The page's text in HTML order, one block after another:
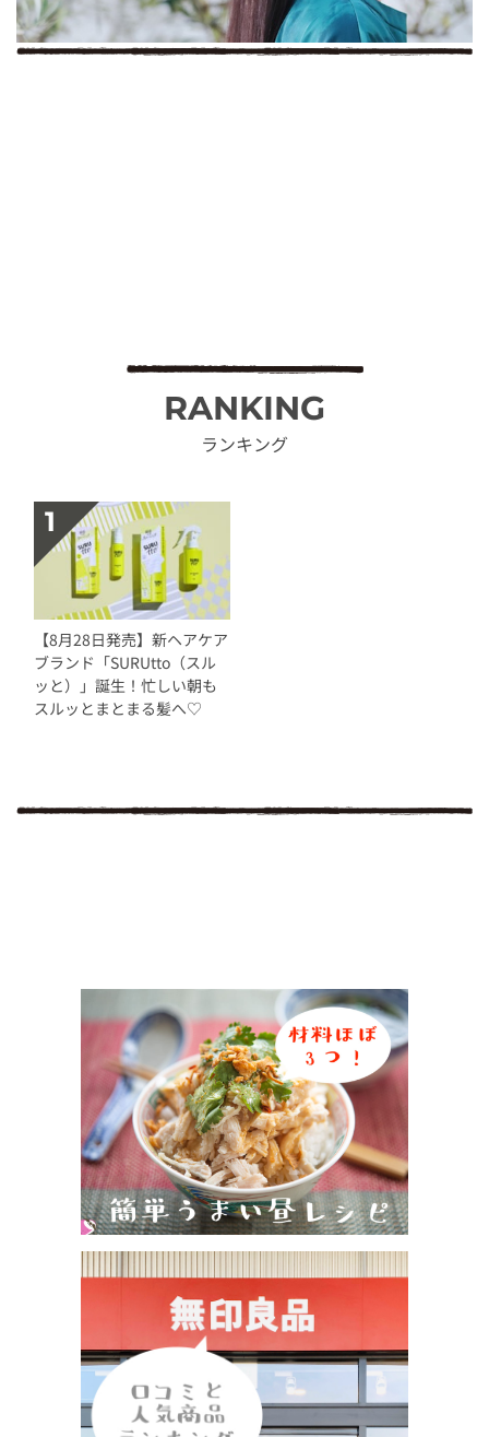
RANKING
ランキング
【8月28日発売】新ヘアケア
ブランド「SURUtto（スル
ッと）」誕生！忙しい朝も
スルッとまとまる髪へ♡